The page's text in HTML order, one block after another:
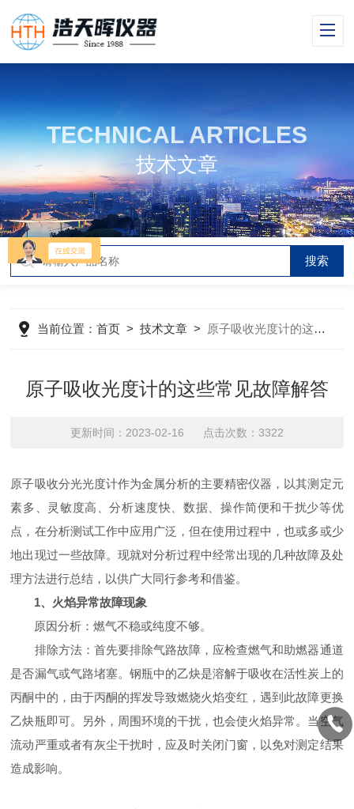
TECHNICAL ARTICLES
技术文章
当前位置：首页 >技术文章 > 原子吸收光度计的这些常见故障解答
原子吸收光度计的这些常见故障解答
更新时间：2023-02-16 点击次数：3322
原子吸收分光光度计作为金属分析的主要精密仪器，以其测定元
素多、灵敏度高、分析速度快、数据、操作简便和干扰少等优
点，在分析测试工作中应用广泛，但在使用过程中，也或多或少
地出现过一些故障。现就对分析过程中经常出现的几种故障及处
理方法进行总结，以供广大同行参考和借鉴。
1、火焰异常故障现象
原因分析：燃气不稳或纯度不够。
排除方法：首先要排除气路故障，应检查燃气和助燃器通道
是否漏气或气路堵塞。钢瓶中的乙炔是溶解于吸收在活性炭上的
丙酮中的，由于丙酮的挥发导致燃烧火焰变红，遇到此故障更换
乙炔瓶即可。另外，周围环境的干扰，也会使火焰异常。当空气
流动严重或者有灰尘干扰时，应及时关闭门窗，以免对测定结果
造成影响。